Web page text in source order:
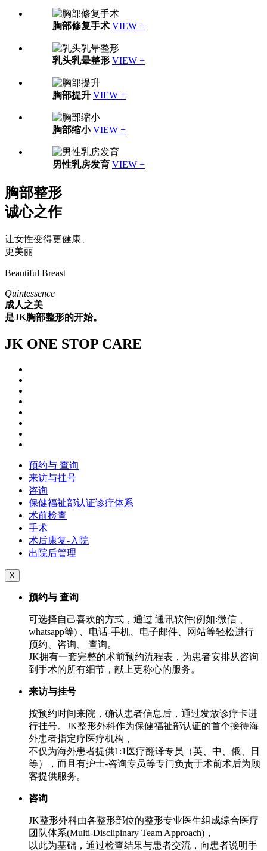
胸部修复手术 VIEW +
乳头乳晕整形 VIEW +
胸部提升 VIEW +
胸部缩小 VIEW +
男性乳房发育 VIEW +
胸部整形
诚心之作
让女性变得更健康、
更美丽
Beautiful Breast
Quintessence
成人之美
是JK胸部整形的开始。
JK ONE STOP CARE
预约与 查询
来访与挂号
咨询
保健福祉部认证诊疗体系
术前检查
手术
术后康复-入院
出院后管理
X
预约与 查询
可选择自己喜欢的方式，通过 通讯软件(例如:微信﹑
whatsapp等) 、电话-手机、电子邮件、网站等轻松进行
预约、咨询、 查询。
JK拥有一套完整的术前预约流程表，为患者安排从咨询
到手术的所有细节，献上更称心的服务。
来访与挂号
按预约时间来院，确认患者信息后，通过发放诊疗卡进
行挂号。JK整形外科作为保健福祉部认证的首个接待海
外患者指定疗医疗机构，
不仅为海外患者提供1:1医疗翻译专员（英、中、俄、日
等），而且有护士-咨询专员等专门负责于术前术后为顾
客提供服务。
咨询
JK整形外科由各整形部位的整形专业医生组成综合医疗
团队体系(Multi-Disclipinary Team Approach)，
以此为基础，通过检查结果与患者交流，向患者说明手